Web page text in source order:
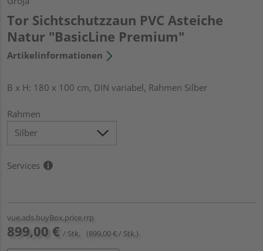
Tor Sichtschutzzaun PVC Asteiche
Natur "BasicLine Premium"
Artikelinformationen
B x H: 180 x 100 cm, DIN variabel, Rahmen Silber
Rahmen
Services
vue.ads.buyBox.price.rrp
899,00 € / Stk. (899,00 € / Stk.)